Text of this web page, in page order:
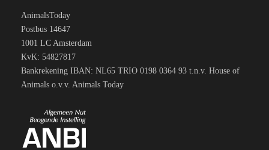
AnimalsToday
Postbus 14647
1001 LC Amsterdam
KvK: 54827817
Bankrekening IBAN: NL65 TRIO 0198 0364 93 t.n.v. House of
Animals o.v.v. Animals Today